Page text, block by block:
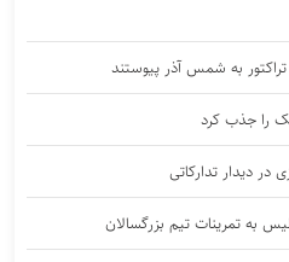
به شمس آذر پیوستند
را جذب کرد
در دیدار تدارکاتی
به تمرینات تیم بزرگسالان